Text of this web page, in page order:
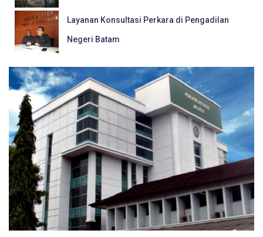
Layanan Konsultasi Perkara di Pengadilan
Negeri Batam